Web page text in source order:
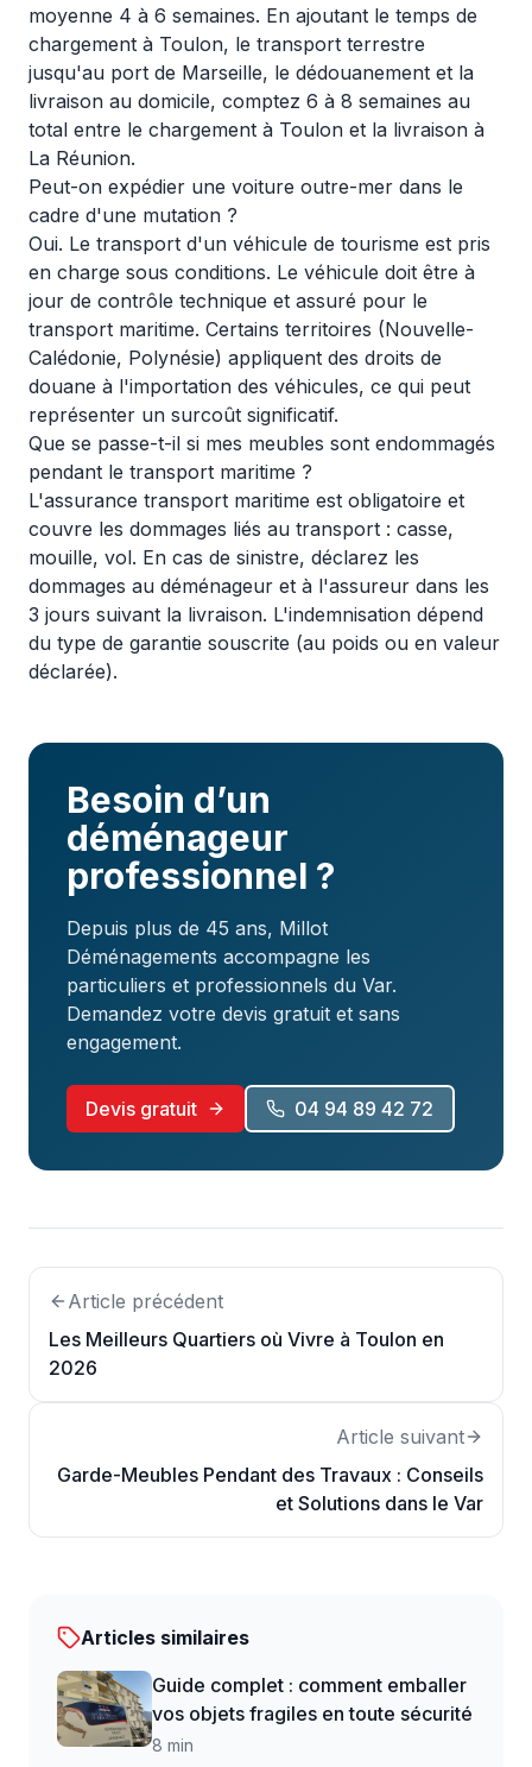
moyenne 4 à 6 semaines. En ajoutant le temps de
chargement à Toulon, le transport terrestre
jusqu'au port de Marseille, le dédouanement et la
livraison au domicile, comptez 6 à 8 semaines au
total entre le chargement à Toulon et la livraison à
La Réunion.
Peut-on expédier une voiture outre-mer dans le
cadre d'une mutation ?
Oui. Le transport d'un véhicule de tourisme est pris
en charge sous conditions. Le véhicule doit être à
jour de contrôle technique et assuré pour le
transport maritime. Certains territoires (Nouvelle-
Calédonie, Polynésie) appliquent des droits de
douane à l'importation des véhicules, ce qui peut
représenter un surcoût significatif.
Que se passe-t-il si mes meubles sont endommagés
pendant le transport maritime ?
L'assurance transport maritime est obligatoire et
couvre les dommages liés au transport : casse,
mouille, vol. En cas de sinistre, déclarez les
dommages au déménageur et à l'assureur dans les
3 jours suivant la livraison. L'indemnisation dépend
du type de garantie souscrite (au poids ou en valeur
déclarée).
Besoin d’un
déménageur
professionnel ?
Depuis plus de 45 ans, Millot
Déménagements accompagne les
particuliers et professionnels du Var.
Demandez votre devis gratuit et sans
engagement.
Devis gratuit 04 94 89 42 72
Article précédent
Les Meilleurs Quartiers où Vivre à Toulon en
2026
Article suivant
Garde-Meubles Pendant des Travaux : Conseils
et Solutions dans le Var
Articles similaires
Guide complet : comment emballer
vos objets fragiles en toute sécurité
8 min